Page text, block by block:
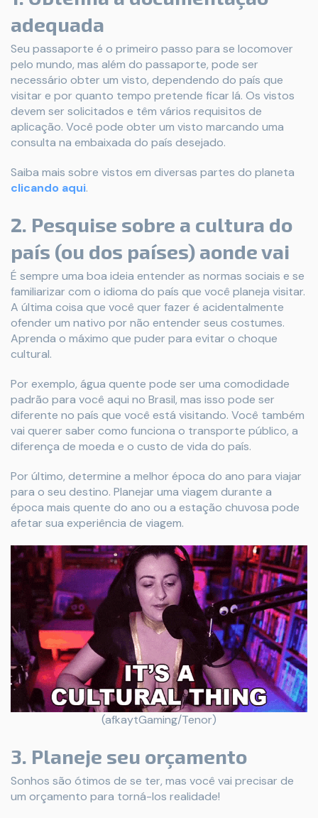
adequada
Seu passaporte é o primeiro passo para se locomover
pelo mundo, mas além do passaporte, pode ser
necessário obter um visto, dependendo do país que
visitar e por quanto tempo pretende ficar lá. Os vistos
devem ser solicitados e têm vários requisitos de
aplicação. Você pode obter um visto marcando uma
consulta na embaixada do país desejado.
Saiba mais sobre vistos em diversas partes do planeta
clicando aqui.
2. Pesquise sobre a cultura do
país (ou dos países) aonde vai
É sempre uma boa ideia entender as normas sociais e se
familiarizar com o idioma do país que você planeja visitar.
A última coisa que você quer fazer é acidentalmente
ofender um nativo por não entender seus costumes.
Aprenda o máximo que puder para evitar o choque
cultural.
Por exemplo, água quente pode ser uma comodidade
padrão para você aqui no Brasil, mas isso pode ser
diferente no país que você está visitando. Você também
vai querer saber como funciona o transporte público, a
diferença de moeda e o custo de vida do país.
Por último, determine a melhor época do ano para viajar
para o seu destino. Planejar uma viagem durante a
época mais quente do ano ou a estação chuvosa pode
afetar sua experiência de viagem.
(afkaytGaming/Tenor)
3. Planeje seu orçamento
Sonhos são ótimos de se ter, mas você vai precisar de
um orçamento para torná-los realidade!